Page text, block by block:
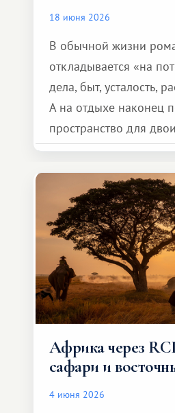
18 июня 2026
В обычной жизни
откладывается «на
дела, быт, усталость,
А на отдыхе наконец
пространство для
сделать для близкого
особенное. Не
масштабное, но тёплое
и запоминающееся :)
Африка через
сафари и
4 июня 2026